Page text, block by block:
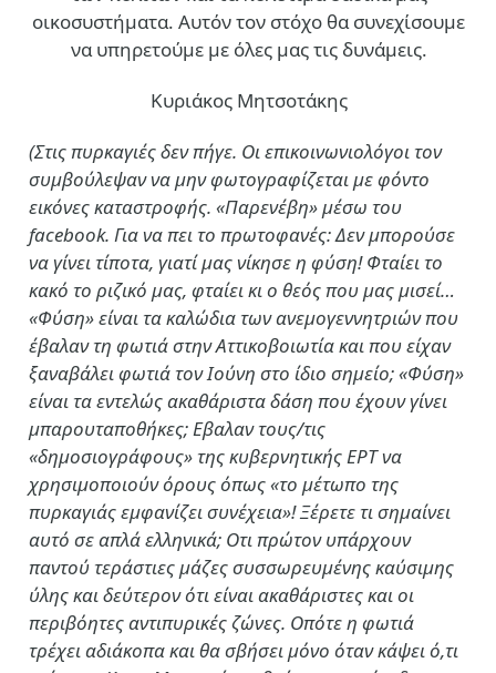
οικοσυστήματα. Αυτόν τον στόχο θα συνεχίσουμε
να υπηρετούμε με όλες μας τις δυνάμεις.
Κυριάκος Μητσοτάκης
(Στις πυρκαγιές δεν πήγε. Οι επικοινωνιολόγοι τον
συμβούλεψαν να μην φωτογραφίζεται με φόντο
εικόνες καταστροφής. «Παρενέβη» μέσω του
facebook. Για να πει το πρωτοφανές: Δεν μπορούσε
να γίνει τίποτα, γιατί μας νίκησε η φύση! Φταίει το
κακό το ριζικό μας, φταίει κι ο θεός που μας μισεί…
«Φύση» είναι τα καλώδια των ανεμογεννητριών που
έβαλαν τη φωτιά στην Αττικοβοιωτία και που είχαν
ξαναβάλει φωτιά τον Ιούνη στο ίδιο σημείο; «Φύση»
είναι τα εντελώς ακαθάριστα δάση που έχουν γίνει
μπαρουταποθήκες; Εβαλαν τους/τις
«δημοσιογράφους» της κυβερνητικής ΕΡΤ να
χρησιμοποιούν όρους όπως «το μέτωπο της
πυρκαγιάς εμφανίζει συνέχεια»! Ξέρετε τι σημαίνει
αυτό σε απλά ελληνικά; Οτι πρώτον υπάρχουν
παντού τεράστιες μάζες συσσωρευμένης καύσιμης
ύλης και δεύτερον ότι είναι ακαθάριστες και οι
περιβόητες αντιπυρικές ζώνες. Οπότε η φωτιά
τρέχει αδιάκοπα και θα σβήσει μόνο όταν κάψει ό,τι